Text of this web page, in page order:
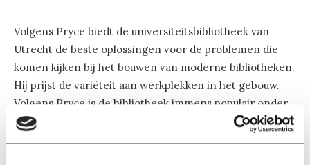
Volgens Pryce biedt de universiteitsbibliotheek van
Utrecht de beste oplossingen voor de problemen die
komen kijken bij het bouwen van moderne bibliotheken.
Hij prijst de variëteit aan werkplekken in het gebouw.
Volgens Pryce is de bibliotheek immens populair onder
de studenten.